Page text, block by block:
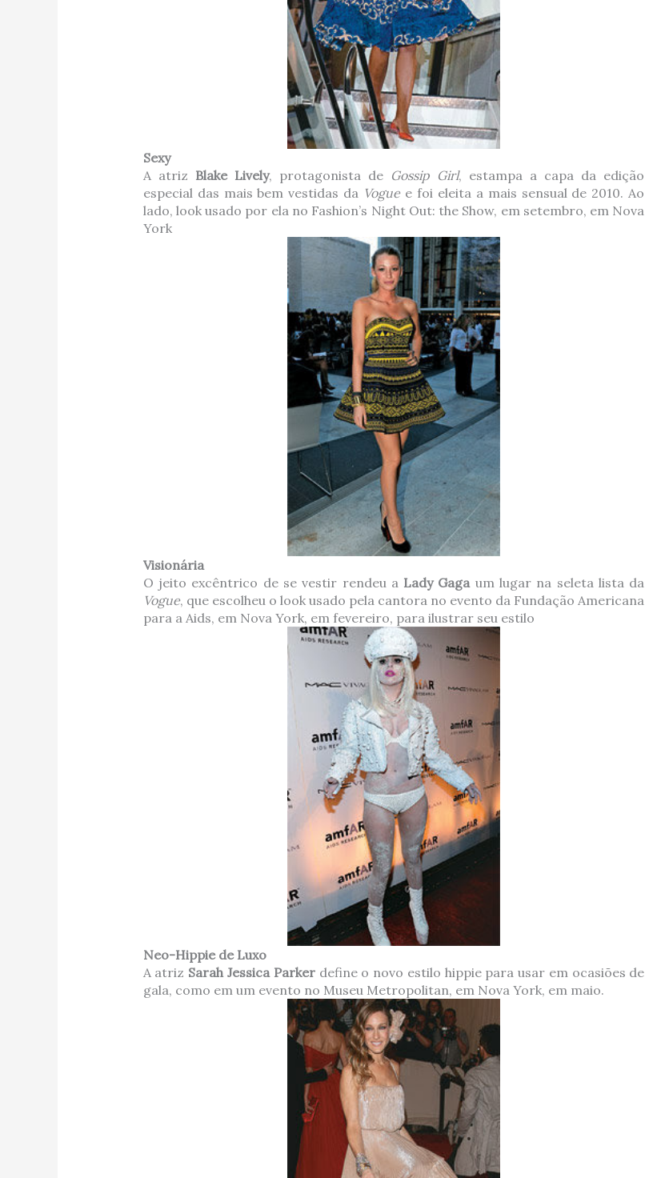
Sexy
A atriz Blake Lively, protagonista de Gossip Girl, estampa a capa da edição
especial das mais bem vestidas da Voguee foi eleita a mais sensual de 2010. Ao
lado, look usado por ela no Fashion’s Night Out: the Show, em setembro, em Nova
York
Visionária
O jeito excêntrico de se vestir rendeu a Lady Gaga um lugar na seleta lista da
Vogue, que escolheu o look usado pela cantora no evento da Fundação Americana
para a Aids, em Nova York, em fevereiro, para ilustrar seu estilo
Neo-Hippie de Luxo
A atriz Sarah Jessica Parkerdefine o novo estilo hippie para usar em ocasiões de
gala, como em um evento no Museu Metropolitan, em Nova York, em maio.